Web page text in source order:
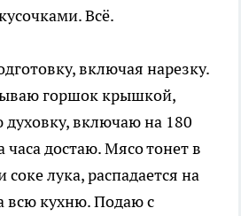
Всё.
включая нарезку.
горшок крышкой,
включаю на 180
часа достаю. Мясо тонет в
соке лука, распадается на
всю кухню. Подаю с